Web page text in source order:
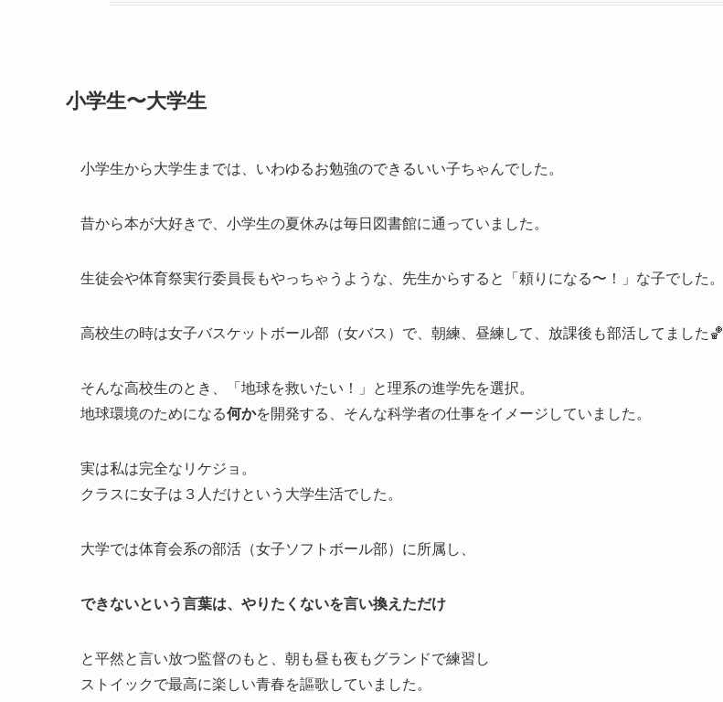
小学生〜大学生
小学生から大学生までは、いわゆるお勉強のできるいい子ちゃんでした。
昔から本が大好きで、小学生の夏休みは毎日図書館に通っていました。
生徒会や体育祭実行委員長もやっちゃうような、先生からすると「頼りになる〜！」な子でした。
高校生の時は女子バスケットボール部（女バス）で、朝練、昼練して、放課後も部活してました🏀
そんな高校生のとき、「地球を救いたい！」と理系の進学先を選択。
地球環境のためになる何かを開発する、そんな科学者の仕事をイメージしていました。
実は私は完全なリケジョ。
クラスに女子は３人だけという大学生活でした。
大学では体育会系の部活（女子ソフトボール部）に所属し、
できないという言葉は、やりたくないを言い換えただけ
と平然と言い放つ監督のもと、朝も昼も夜もグランドで練習し
ストイックで最高に楽しい青春を謳歌していました。